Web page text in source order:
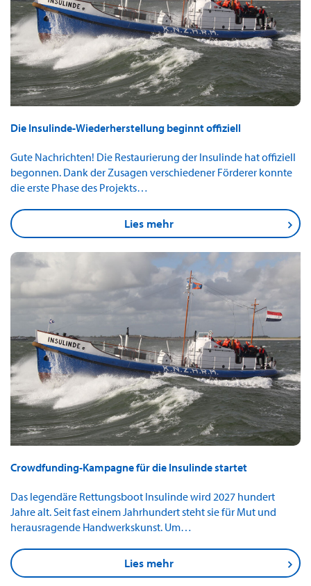
Die Insulinde-Wiederherstellung beginnt offiziell
Gute Nachrichten! Die Restaurierung der Insulinde hat offiziell
begonnen. Dank der Zusagen verschiedener Förderer konnte
die erste Phase des Projekts…
Lies mehr
Crowdfunding-Kampagne für die Insulinde startet
Das legendäre Rettungsboot Insulinde wird 2027 hundert
Jahre alt. Seit fast einem Jahrhundert steht sie für Mut und
herausragende Handwerkskunst. Um…
Lies mehr